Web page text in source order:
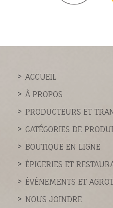
ACCUEIL
À PROPOS
PRODUCTEURS ET
CATÉGORIES DE
BOUTIQUE EN LIGNE
ÉPICERIES ET
ÉVÉNEMENTS ET
NOUS JOINDRE